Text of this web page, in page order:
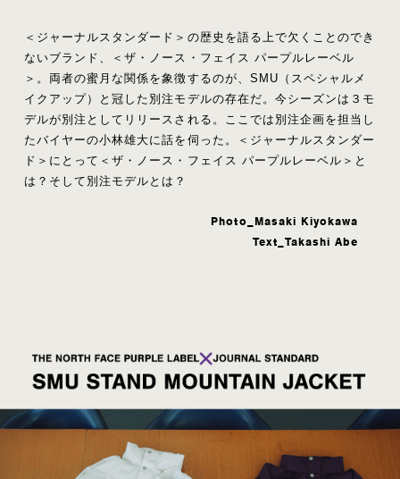
＜ジャーナルスタンダード＞の歴史を語る上で欠くことのでき
ないブランド、＜ザ・ノース・フェイス パープルレーベル
＞。両者の蜜月な関係を象徴するのが、SMU（スペシャルメ
イクアップ）と冠した別注モデルの存在だ。今シーズンは３モ
デルが別注としてリリースされる。ここでは別注企画を担当し
たバイヤーの小林雄大に話を伺った。＜ジャーナルスタンダー
ド＞にとって＜ザ・ノース・フェイス パープルレーベル＞と
は？そして別注モデルとは？
Photo_Masaki Kiyokawa
Text_Takashi Abe